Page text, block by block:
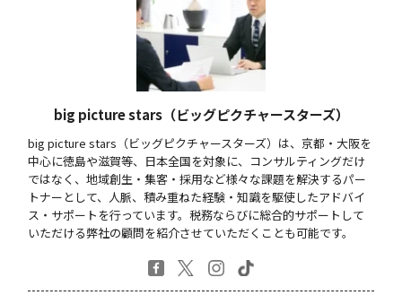
big picture stars（ビッグピクチャースターズ）
big picture stars（ビッグピクチャースターズ）は、京都・大阪を
中心に徳島や滋賀等、日本全国を対象に、コンサルティングだけ
ではなく、地域創生・集客・採用など様々な課題を解決するパー
トナーとして、人脈、積み重ねた経験・知識を駆使したアドバイ
ス・サポートを行っています。税務ならびに総合的サポートして
いただける弊社の顧問を紹介させていただくことも可能です。